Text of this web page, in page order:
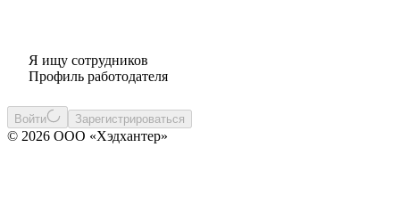
Я ищу сотрудников
Профиль работодателя
Войти Зарегистрироваться
© 2026 ООО «Хэдхантер»